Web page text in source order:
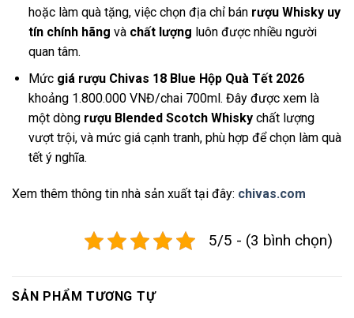
hoặc làm quà tặng, việc chọn địa chỉ bán rượu Whisky uy
tín chính hãng và chất lượng luôn được nhiều người
quan tâm.
Mức giá rượu Chivas 18 Blue Hộp Quà Tết 2026
khoảng 1.800.000 VNĐ/chai 700ml. Đây được xem là
một dòng rượu Blended Scotch Whiskychất lượng
vượt trội, và mức giá cạnh tranh, phù hợp để chọn làm quà
tết ý nghĩa.
Xem thêm thông tin nhà sản xuất tại đây: chivas.com
5/5 - (3 bình chọn)
SẢN PHẨM TƯƠNG TỰ